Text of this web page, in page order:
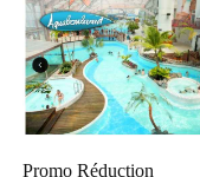
Promo Réduction